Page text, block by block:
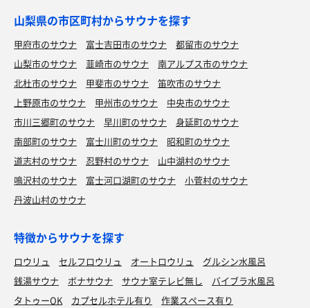
山梨県の市区町村からサウナを探す
甲府市のサウナ 富士吉田市のサウナ
都留市のサウナ
山梨市のサウナ
韮崎市のサウナ
南アルプス市のサウナ
北杜市のサウナ
甲斐市のサウナ
笛吹市のサウナ
上野原市のサウナ
甲州市のサウナ
中央市のサウナ
市川三郷町のサウナ
早川町のサウナ
身延町のサウナ
南部町のサウナ
富士川町のサウナ
昭和町のサウナ
道志村のサウナ
忍野村のサウナ
山中湖村のサウナ
鳴沢村のサウナ
富士河口湖町のサウナ
小菅村のサウナ
丹波山村のサウナ
特徴からサウナを探す
ロウリュ セルフロウリュ オートロウリュ
グルシン水風呂
銭湯サウナ
ボナサウナ サウナ室テレビ無し
バイブラ水風呂
タトゥーOK
カプセルホテル有り
作業スペース有り